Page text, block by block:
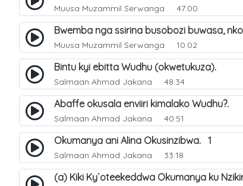
Muusa Muzammil Serwanga 47:00
Bwemba nga ssirina busobozi buwasa,
Muusa Muzammil Serwanga 10:02
Bintu kyi ebitta Wudhu (okwetukuza).
Salmaan Ahmad Jakana 48:34
Abaffe okusala enviiri kimalako Wudhu?.
Salmaan Ahmad Jakana 40:51
Okumanya ani Alina Okusinzibwa. 1
Salmaan Ahmad Jakana 33:18
(a) Kiki Ky`oteekeddwa Okumanya ku